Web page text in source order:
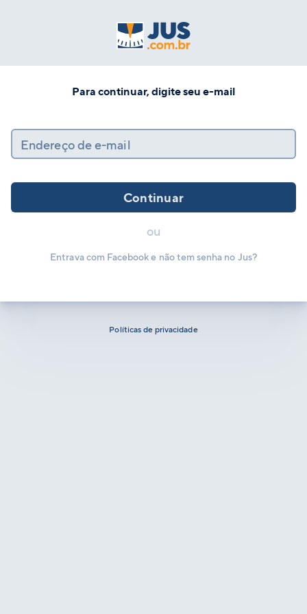
Para continuar, digite seu e-mail
Endereço de e-mail
Continuar
ou
Entrava com Facebook e não tem senha no Jus?
Políticas de privacidade